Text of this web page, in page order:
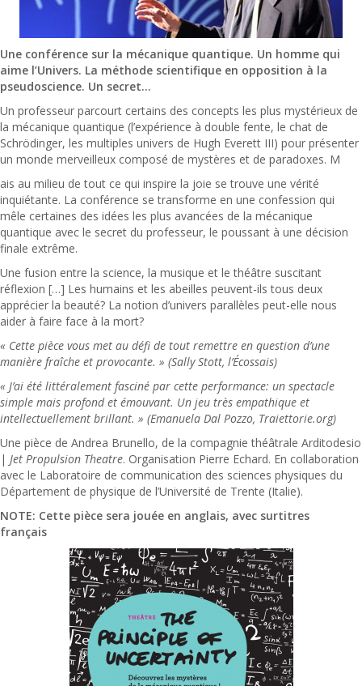
Une conférence sur la mécanique quantique. Un homme qui
aime l’Univers. La méthode scientifique en opposition à la
pseudoscience. Un secret…
Un professeur parcourt certains des concepts les plus mystérieux de
la mécanique quantique (l’expérience à double fente, le chat de
Schrödinger, les multiples univers de Hugh Everett III) pour présenter
un monde merveilleux composé de mystères et de paradoxes. M
ais au milieu de tout ce qui inspire la joie se trouve une vérité
inquiétante. La conférence se transforme en une confession qui
mêle certaines des idées les plus avancées de la mécanique
quantique avec le secret du professeur, le poussant à une décision
finale extrême.
Une fusion entre la science, la musique et le théâtre suscitant
réflexion […] Les humains et les abeilles peuvent-ils tous deux
apprécier la beauté? La notion d’univers parallèles peut-elle nous
aider à faire face à la mort?
« Cette pièce vous met au défi de tout remettre en question d’une
manière fraîche et provocante. » (Sally Stott, l’Écossais)
« J’ai été littéralement fasciné par cette performance: un spectacle
simple mais profond et émouvant. Un jeu très empathique et
intellectuellement brillant. » (Emanuela Dal Pozzo, Traiettorie.org)
Une pièce de Andrea Brunello, de la compagnie théâtrale Arditodesio
| Jet Propulsion Theatre. Organisation Pierre Echard. En collaboration
avec le Laboratoire de communication des sciences physiques du
Département de physique de l’Université de Trente (Italie).
NOTE: Cette pièce sera jouée en anglais, avec surtitres
français